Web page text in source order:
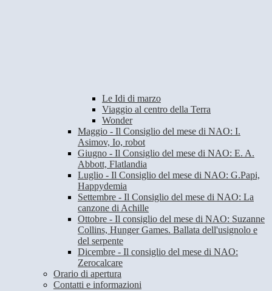
Le Idi di marzo
Viaggio al centro della Terra
Wonder
Maggio - Il Consiglio del mese di NAO: I.
Asimov, Io, robot
Giugno - Il Consiglio del mese di NAO: E. A.
Abbott, Flatlandia
Luglio - Il Consiglio del mese di NAO: G.Papi,
Happydemia
Settembre - Il Consiglio del mese di NAO: La
canzone di Achille
Ottobre - Il consiglio del mese di NAO: Suzanne
Collins, Hunger Games. Ballata dell'usignolo e
del serpente
Dicembre - Il consiglio del mese di NAO:
Zerocalcare
Orario di apertura
Contatti e informazioni